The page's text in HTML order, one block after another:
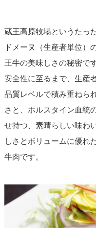
蔵王高原牧場というたっ
ドメーヌ（生産者単位）
王牛の美味しさの秘密で
安全性に至るまで、生産
品質レベルで積み重ねら
さと、ホルスタイン血統
せ持つ、素晴らしい味わ
しさとボリュームに優れ
牛肉です。